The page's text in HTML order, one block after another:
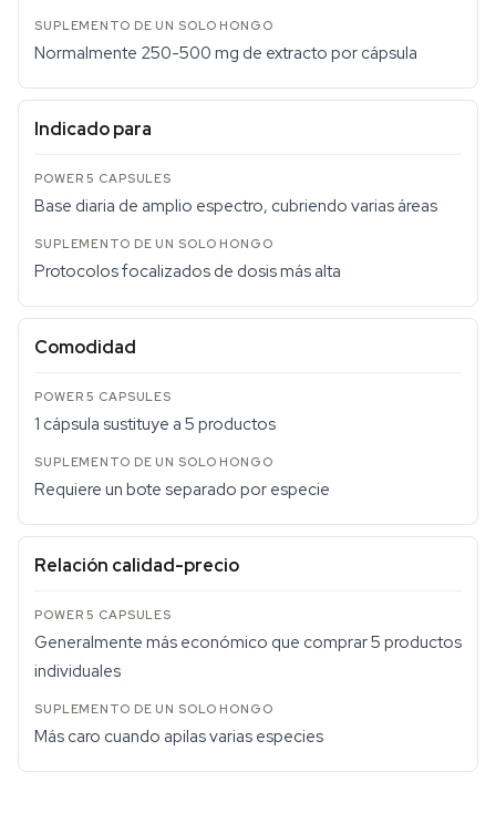
Normalmente 250-500 mg de extracto por cápsula
Indicado para
Base diaria de amplio espectro, cubriendo varias áreas
Protocolos focalizados de dosis más alta
Comodidad
1 cápsula sustituye a 5 productos
Requiere un bote separado por especie
Relación calidad-precio
Generalmente más económico que comprar 5 productos
individuales
Más caro cuando apilas varias especies